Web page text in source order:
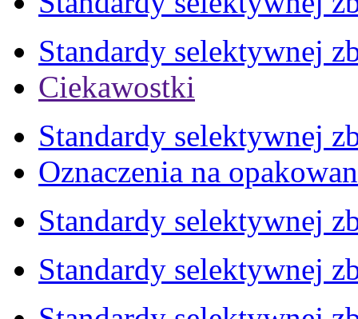
Standardy selektywnej
Ciekawostki
Standardy selektywnej
Oznaczenia na
Standardy selektywnej
Standardy selektywnej